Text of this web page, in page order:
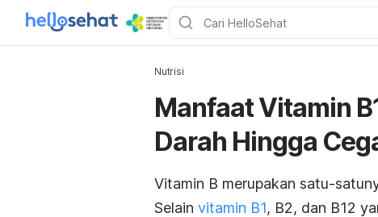
Nutrisi
Manfaat Vitamin
Darah Hingga
Vitamin B merupakan satu-
Selain vitamin B1, B2, dan B12